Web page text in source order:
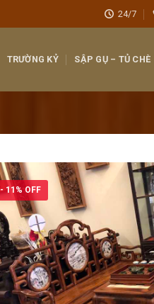
24/7
TRƯỜNG KỶ SẬP GỤ – TỦ CHÈ
- 11% OFF